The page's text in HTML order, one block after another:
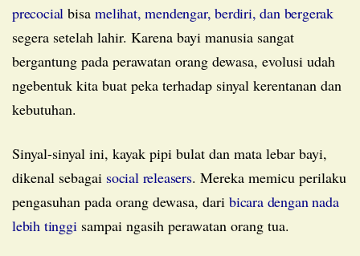
precocial bisamelihat, mendengar, berdiri, dan bergerak
segera setelah lahir. Karena bayi manusia sangat
bergantung pada perawatan orang dewasa, evolusi udah
ngebentuk kita buat peka terhadap sinyal kerentanan dan
kebutuhan.
Sinyal-sinyal ini, kayak pipi bulat dan mata lebar bayi,
dikenal sebagai social releasers. Mereka memicu perilaku
pengasuhan pada orang dewasa, dari bicara dengan nada
lebih tinggisampai ngasih perawatan orang tua.